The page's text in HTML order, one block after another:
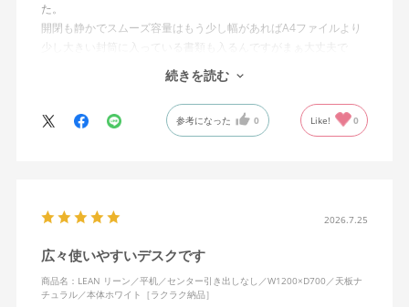
た。
開閉も静かでスムーズ容量はもう少し幅があればA4ファイルより
少し大きい封筒に入っている書類も入るんですがまぁ大丈夫で
す。経年仕様に耐えることは実証済みなのです すっこし高いで
すがコストパフォーマンスには優れていると思います。
続きを読む
参考になった 0 Like! 0
2026.7.25
広々使いやすいデスクです
商品名：LEAN リーン／平机／センター引き出しなし／W1200×D700／天板ナ
チュラル／本体ホワイト［ラクラク納品］